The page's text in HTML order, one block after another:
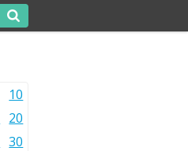
10
20
30